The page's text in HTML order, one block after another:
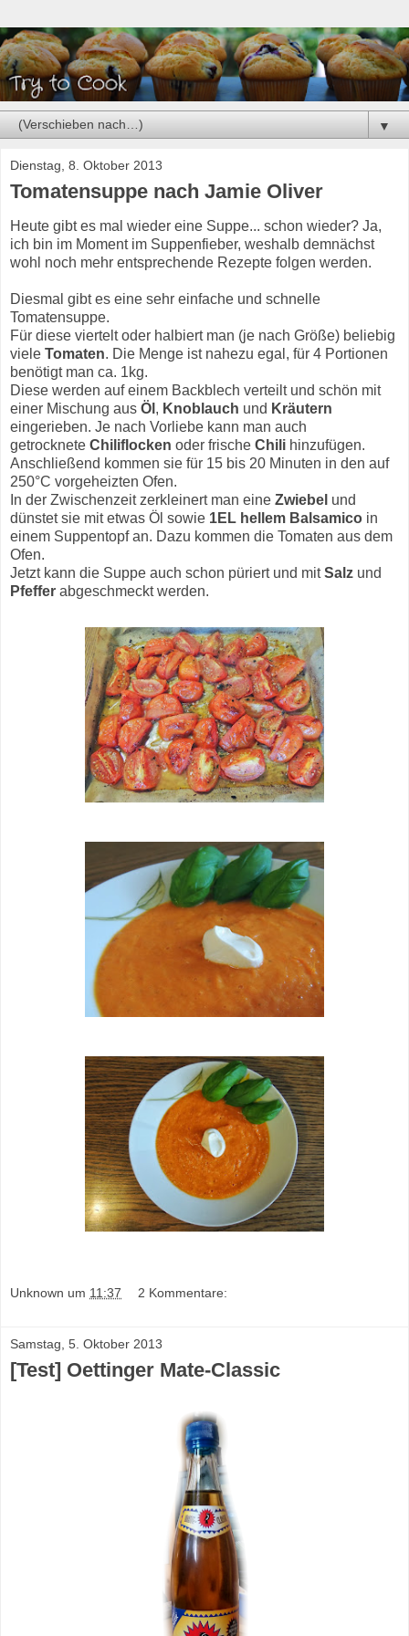
▼
Dienstag, 8. Oktober 2013
Tomatensuppe nach Jamie Oliver
Heute gibt es mal wieder eine Suppe... schon wieder? Ja,
ich bin im Moment im Suppenfieber, weshalb demnächst
wohl noch mehr entsprechende Rezepte folgen werden.
Diesmal gibt es eine sehr einfache und schnelle
Tomatensuppe.
Für diese viertelt oder halbiert man (je nach Größe) beliebig
viele Tomaten. Die Menge ist nahezu egal, für 4 Portionen
benötigt man ca. 1kg.
Diese werden auf einem Backblech verteilt und schön mit
einer Mischung aus Öl , Knoblauch und Kräutern
eingerieben. Je nach Vorliebe kann man auch
getrocknete Chiliflocken oder frische Chili hinzufügen.
Anschließend kommen sie für 15 bis 20 Minuten in den auf
250°C vorgeheizten Ofen.
In der Zwischenzeit zerkleinert man eine Zwiebel und
dünstet sie mit etwas Öl sowie 1EL hellem Balsamico in
einem Suppentopf an. Dazu kommen die Tomaten aus dem
Ofen.
Jetzt kann die Suppe auch schon püriert und mitSalz und
Pfeffer abgeschmeckt werden.
Unknown um 11:37 2 Kommentare:
Samstag, 5. Oktober 2013
[Test] Oettinger Mate-Classic